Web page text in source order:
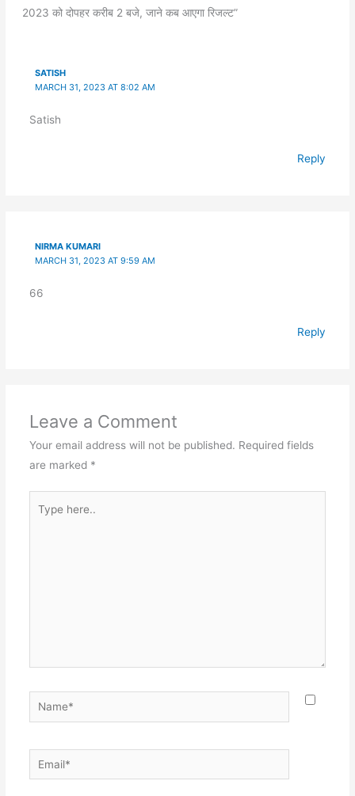
2023 को दोपहर करीब 2 बजे, जाने कब आएगा रिजल्ट”
SATISH
MARCH 31, 2023 AT 8:02 AM
Satish
Reply
NIRMA KUMARI
MARCH 31, 2023 AT 9:59 AM
66
Reply
Leave a Comment
Your email address will not be published. Required fields
are marked *
here..
Name*
Email*